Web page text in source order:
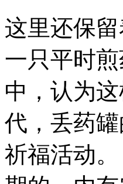
这里还保
一只平时
中，认为
代，丢药
祈福活动